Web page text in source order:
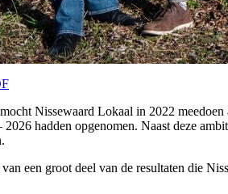
Nissewaard Lokaal in 2022
hadden opgenomen. Naast deze
een groot deel van de resultaten die